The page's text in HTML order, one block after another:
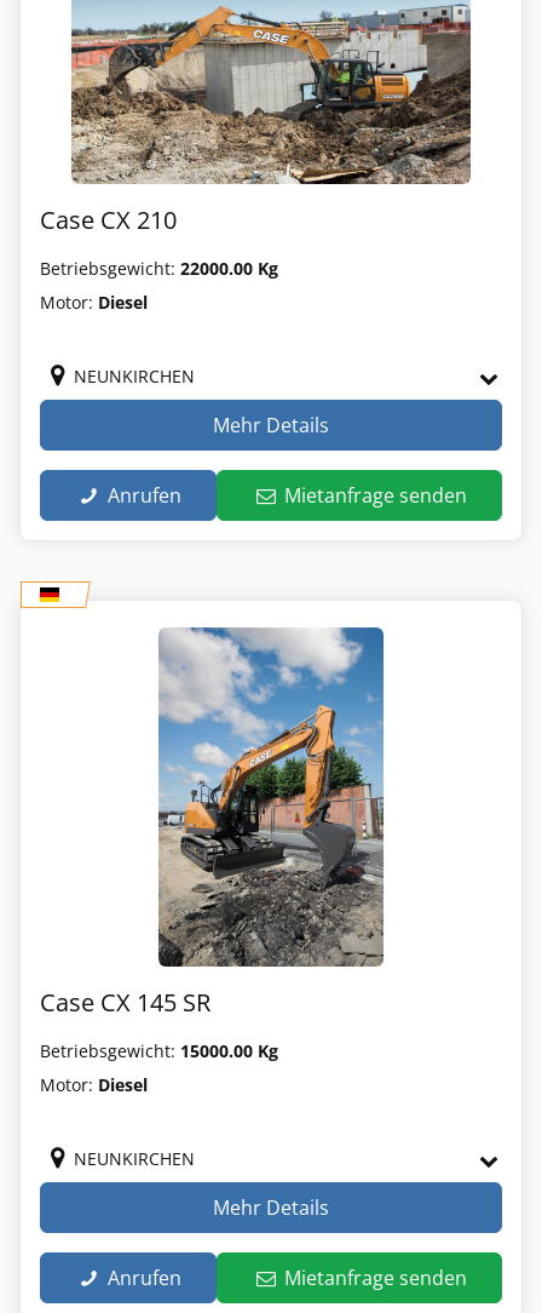
Case CX 210
Betriebsgewicht: 22000.00 Kg
Motor: Diesel
NEUNKIRCHEN
Mehr Details
Anrufen Mietanfrage senden
Case CX 145 SR
Betriebsgewicht: 15000.00 Kg
Motor: Diesel
NEUNKIRCHEN
Mehr Details
Anrufen Mietanfrage senden